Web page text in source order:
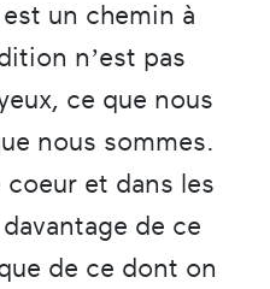
un chemin à
n’est pas
ce que nous
nous sommes.
et dans les
de ce
de ce dont on